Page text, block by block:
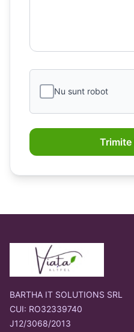
Nu sunt robot
Trimite
BARTHA IT SOLUTIONS SRL
CUI: RO32339740
J12/3068/2013